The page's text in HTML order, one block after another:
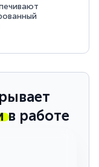
в работе